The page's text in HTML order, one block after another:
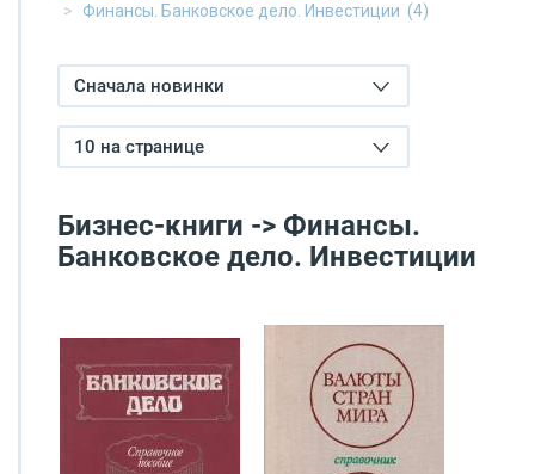
Финансы. Банковское дело. Инвестиции (4)
Сначала новинки
10 на странице
Бизнес-книги -> Финансы.
Банковское дело. Инвестиции